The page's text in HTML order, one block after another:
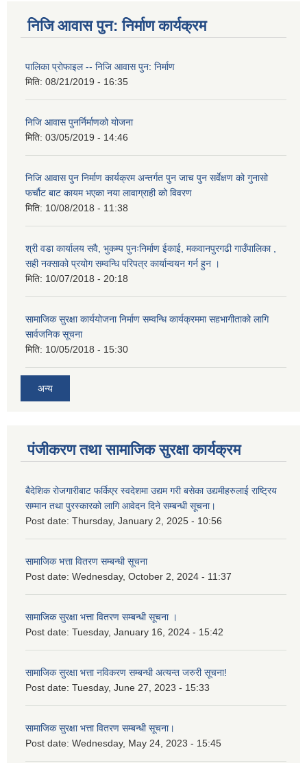
निजि आवास पुन: निर्माण कार्यक्रम
पालिका प्राेफाइल -- निजि आवास पुन: निर्माण
मिति: 08/21/2019 - 16:35
निजि आवास पुनर्निर्माणको योजना
मिति: 03/05/2019 - 14:46
निजि आवास पुन निर्माण कार्यक्रम अन्तर्गत पुन जाच पुन सर्वेक्षण को गुनासो
फर्चौट बाट कायम भएका नया लावाग्राही को विवरण
मिति: 10/08/2018 - 11:38
श्री वडा कार्यालय सवै, भुकम्प पुनःनिर्माण ईकाई, मकवानपुरगढी गाउँपालिका ,
सही नक्साको प्रयोग सम्वन्धि परिपत्र कार्यान्वयन गर्न हुन ।
मिति: 10/07/2018 - 20:18
सामाजिक सुरक्षा कार्ययोजना निर्माण सम्वन्धि कार्यक्रममा सहभागीताको लागि
सार्वजनिक सूचना
मिति: 10/05/2018 - 15:30
अन्य
पंजीकरण तथा सामाजिक सुरक्षा कार्यक्रम
बैदेशिक रोजगारीबाट फर्किएर स्वदेशमा उद्यम गरी बसेका उद्यमीहरुलाई राष्‍ट्रिय
सम्मान तथा पुरस्कारको लागि आवेदन दिने सम्बन्धी सूचना।
Post date: Thursday, January 2, 2025 - 10:56
सामाजिक भत्ता वितरण सम्बन्धी सूचना
Post date: Wednesday, October 2, 2024 - 11:37
सामाजिक सुरक्षा भत्ता वितरण सम्बन्धी सूचना ।
Post date: Tuesday, January 16, 2024 - 15:42
सामाजिक सुरक्षा भत्ता नविकरण सम्बन्धी अत्यन्त जरुरी सूचना!
Post date: Tuesday, June 27, 2023 - 15:33
सामाजिक सुरक्षा भत्ता वितरण सम्बन्धी सूचना।
Post date: Wednesday, May 24, 2023 - 15:45